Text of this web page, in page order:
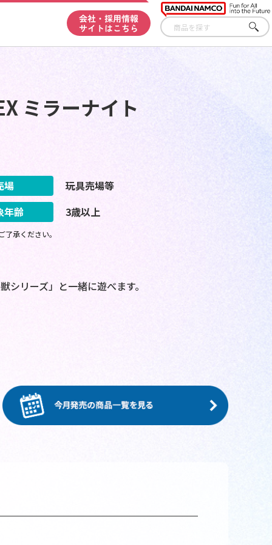
会社・採用情報
サイトはこちら
さが
す
ミラーナイト
場
玩具売場等
年齢
3歳以上
承ください。
リーズ」と一緒に遊べます。